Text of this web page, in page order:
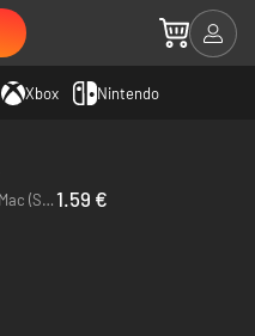
Xbox Nintendo
Ring of Pain - PC & Mac (Steam)1.59 €